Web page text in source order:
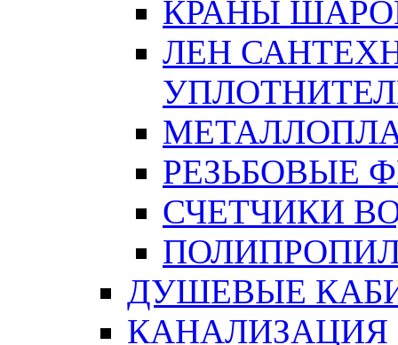
КРАНЫ
ЛЕН
РЕЗЬБОВЫЕ
СЧЕТЧИКИ
ДУШЕВЫЕ
КАНАЛИЗАЦИЯ